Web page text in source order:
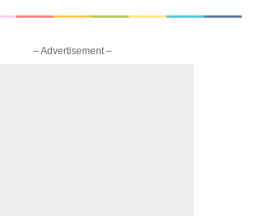
– Advertisement –